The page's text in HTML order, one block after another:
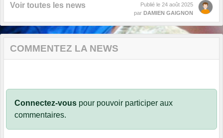
Voir toutes les news Publié le 24 août 2025
par DAMIEN GAIGNON
COMMENTEZ LA NEWS
Connectez-vous pour pouvoir participer aux
commentaires.